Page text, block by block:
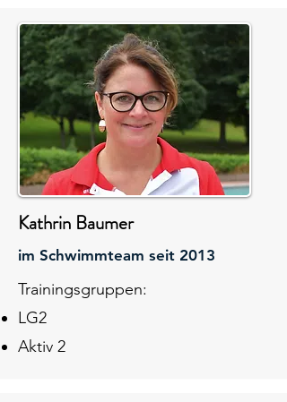
Kathrin Baumer
im Schwimmteam seit 2013
Trainingsgruppen:
LG2
Aktiv 2